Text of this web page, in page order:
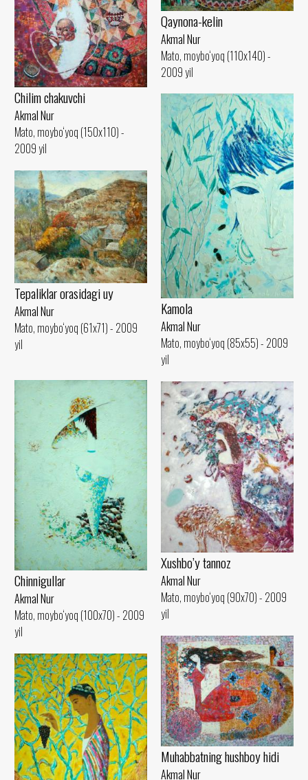
Сhilim chakuvchi
Akmal Nur
Mato, moybo‘yoq (150x110) -
2009 yil
Qaynona-kelin
Akmal Nur
Mato, moybo‘yoq (110x140) -
2009 yil
Kamola
Akmal Nur
Mato, moybo‘yoq (85x55) - 2009
yil
Tepaliklar orasidagi uy
Akmal Nur
Mato, moybo‘yoq (61x71) - 2009
yil
Chinnigullar
Akmal Nur
Mato, moybo‘yoq (100x70) - 2009
yil
Xushbo’y tannoz
Akmal Nur
Mato, moybo‘yoq (90x70) - 2009
yil
Muhabbatning hushboy hidi
Akmal Nur